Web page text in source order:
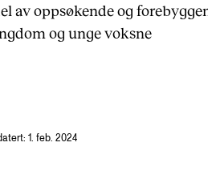
av oppsøkende og
og unge voksne
1. feb. 2024